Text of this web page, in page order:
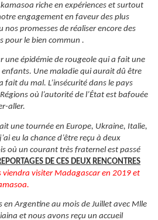
riche en expériences et surtout
engagement en faveur des plus
promesses de réaliser encore des
pour le bien commun .
une épidémie de rougeole qui a fait une
enfants. Une maladie qui aurait dû être
du mal. L’insécurité dans le pays
où l’autorité de l’État est bafouée
aller.
une tournée en Europe, Ukraine, Italie,
eu la chance d’être reçu à deux
où un courant très fraternel est passé
DE CES DEUX RENCONTRES
viendra visiter Madagascar en 2019 et
en Argentine au mois de Juillet avec Mlle
et nous avons reçu un accueil